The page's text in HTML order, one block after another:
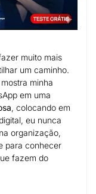
muito mais
um caminho.
minha
em uma
, colocando em
eu nunca
organização,
para conhecer
fazem do